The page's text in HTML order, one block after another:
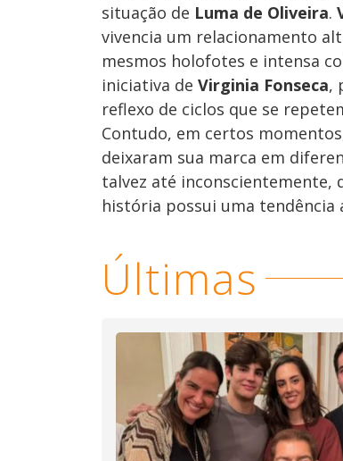
situação de Luma de Oliveira.
vivencia um relacionamento
mesmos holofotes e intensa
iniciativa de Virginia Fonseca,
reflexo de ciclos que se
Contudo, em certos
deixaram sua marca em
talvez até inconscientemente,
história possui uma tendência
Últimas